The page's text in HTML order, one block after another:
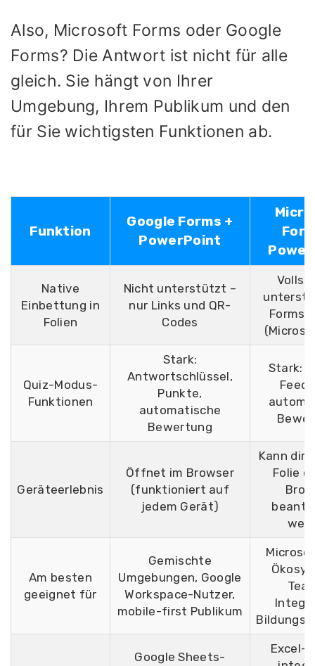
Also, Microsoft Forms oder Google
Forms? Die Antwort ist nicht für alle
gleich. Sie hängt von Ihrer
Umgebung, Ihrem Publikum und den
für Sie wichtigsten Funktionen ab.
Funktion
Google Forms +
PowerPoint
Native
Einbettung in
Folien
Nicht unterstützt –
nur Links und QR-
Codes
Forms-
Quiz-Modus-
Funktionen
Stark:
Antwortschlüssel,
Punkte,
automatische
Bewertung
Stark:
Geräteerlebnis
Öffnet im Browser
(funktioniert auf
jedem Gerät)
Kann
Folie
Am besten
geeignet für
Gemischte
Umgebungen, Google
Workspace-Nutzer,
mobile-first Publikum
Google Sheets-
Excel-